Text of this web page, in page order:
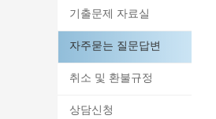
기출문제 자료실
자주묻는 질문답변
취소 및 환불규정
상담신청